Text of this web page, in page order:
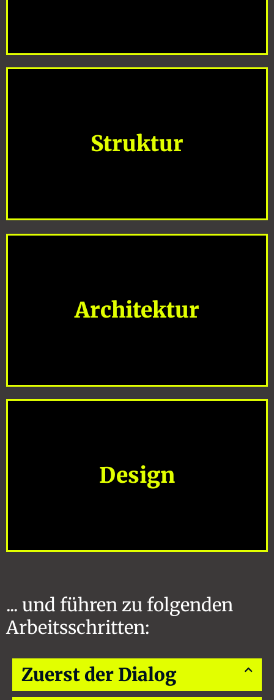
Struktur
Baustein 2
Architektur
Baustein 3
Design
Baustein 4
... und führen zu folgenden
Arbeitsschritten:
Zuerst der Dialog